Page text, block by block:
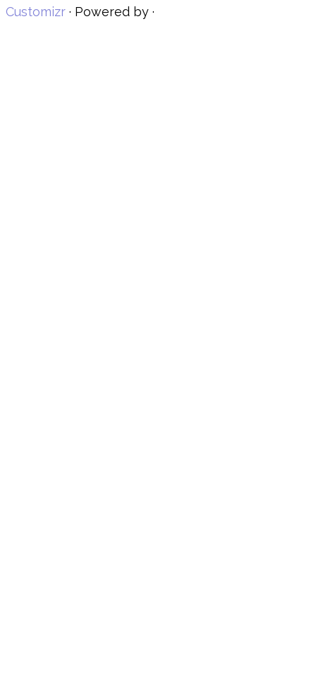
Customizr · Powered by ·